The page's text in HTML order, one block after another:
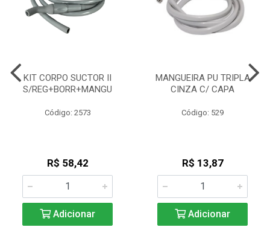
KIT CORPO SUCTOR II
S/REG+BORR+MANGU
Código: 2573
R$ 58,42
Adicionar
MANGUEIRA PU TRIPLA
CINZA C/ CAPA
Código: 529
R$ 13,87
Adicionar